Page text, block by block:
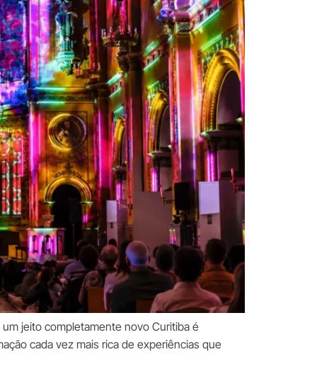
um jeito completamente novo Curitiba é
cada vez mais rica de experiências que